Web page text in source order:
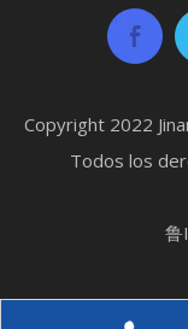
Copyright 2022
Todos los
鲁